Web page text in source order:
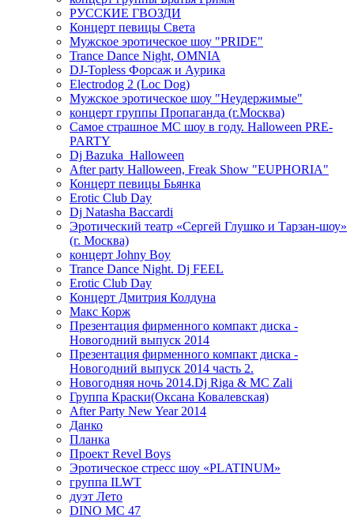
РУССКИЕ ГВОЗДИ
Концерт певицы Света
Мужское эротическое шоу "PRIDE"
Trance Dance Night, OMNIA
DJ-Topless Форсаж и Аурика
Electrodog 2 (Loc Dog)
Мужское эротическое шоу "Неудержимые"
концерт группы Пропаганда (г.Москва)
Самое страшное МС шоу в году. Halloween PRE-
PARTY
Dj Bazuka_Halloween
After party Halloween, Freak Show "EUPHORIA"
Концерт певицы Бьянка
Erotic Club Day
Dj Natasha Baccardi
Эротический театр «Сергей Глушко и Тарзан-шоу»
(г. Москва)
концерт Johny Boy
Trance Dance Night. Dj FEEL
Erotic Club Day
Концерт Дмитрия Колдуна
Макс Корж
Презентация фирменного компакт диска -
Новогодний выпуск 2014
Презентация фирменного компакт диска -
Новогодний выпуск 2014 часть 2.
Новогодняя ночь 2014.Dj Riga & MC Zali
Группа Краски(Оксана Ковалевская)
After Party New Year 2014
Данко
Планка
Проект Revel Boys
Эротическое стресс шоу «PLATINUM»
группа ILWT
дуэт Лето
DINO MC 47